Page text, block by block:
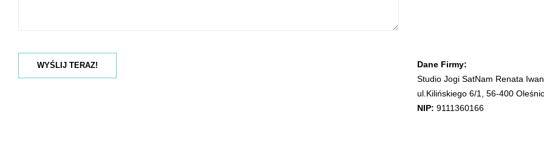
Dane Firmy:
Studio Jogi SatNam Renata
ul.Kilińskiego 6/1, 56-400
NIP: 9111360166